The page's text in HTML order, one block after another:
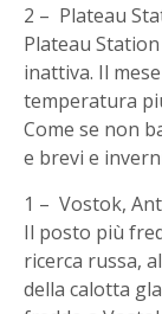
2 – Plateau
Plateau
inattiva. Il
temperatura
Come se non
e brevi e
1 – Vostok,
Il posto più
ricerca russa,
della calotta